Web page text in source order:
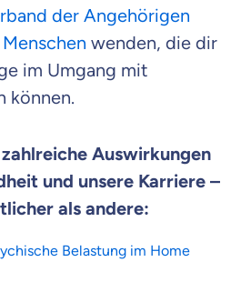
der Angehörigen
wenden, die dir
im Umgang mit
können.
Auswirkungen
und unsere Karriere –
als andere:
Belastung im Home